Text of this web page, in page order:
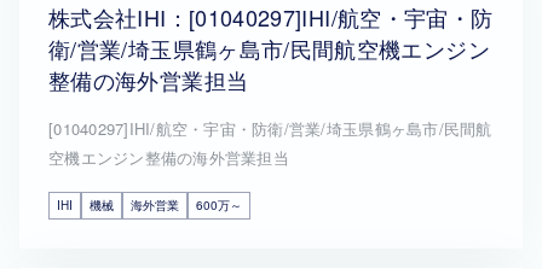
株式会社IHI：[01040297]IHI/航空・宇宙・防
衛/営業/埼玉県鶴ヶ島市/民間航空機エンジン
整備の海外営業担当
[01040297]IHI/航空・宇宙・防衛/営業/埼玉県鶴ヶ島市/民間航
空機エンジン整備の海外営業担当
IHI 機械 海外営業 600万～